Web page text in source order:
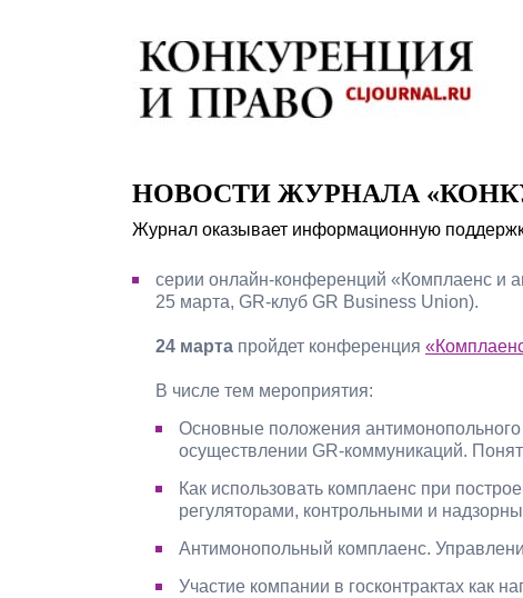
НОВОСТИ ЖУРНАЛА
Журнал оказывает информационную
серии онлайн-конференций «Комплаенс и
25 марта, GR-клуб GR Business Union).
24 марта пройдет конференция
В числе тем мероприятия:
Основные положения
осуществлении GR-коммуникаций.
Как использовать комплаенс при
регуляторами, контрольными и
Антимонопольный комплаенс.
Участие компании в госконтрактах как